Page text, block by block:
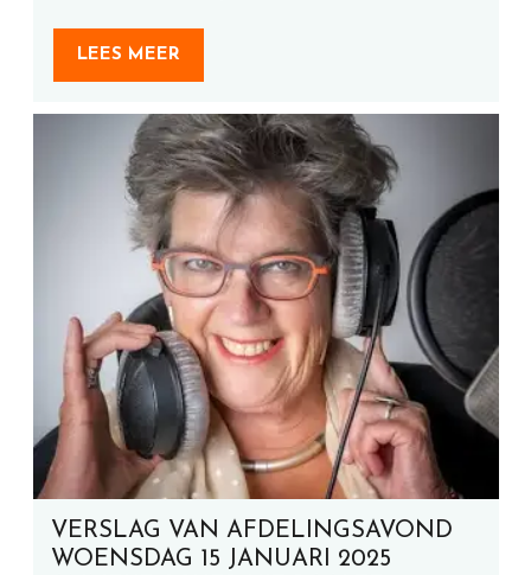
LEES MEER
VERSLAG VAN AFDELINGSAVOND
WOENSDAG 15 JANUARI 2025